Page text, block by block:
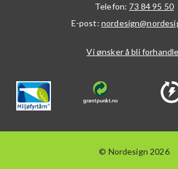
Telefon: 73 84 95 50
E-post:
Vi ønsker å bli
© Nordesign 2026